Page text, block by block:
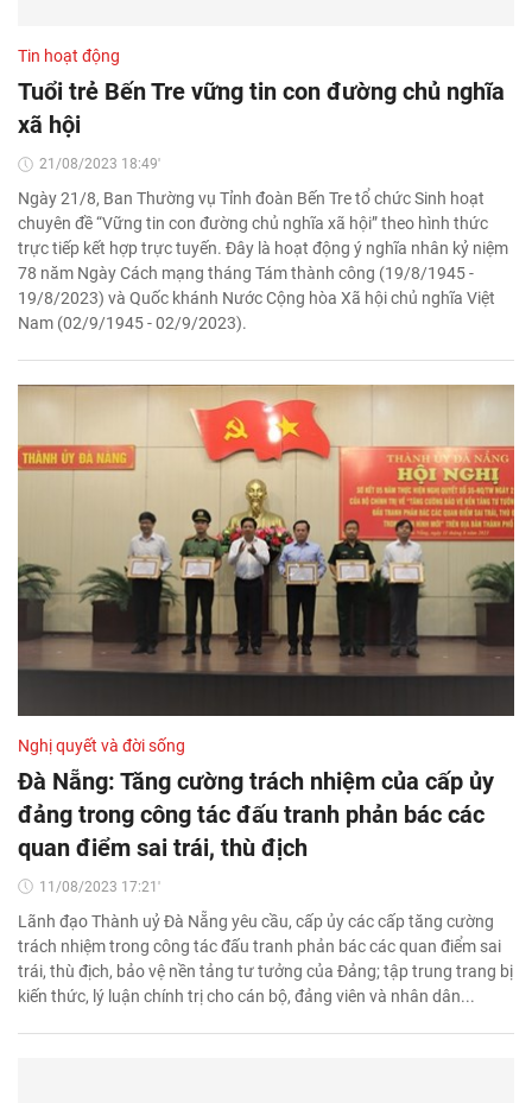
Tin hoạt động
Tuổi trẻ Bến Tre vững tin con đường chủ nghĩa
xã hội
21/08/2023 18:49'
Ngày 21/8, Ban Thường vụ Tỉnh đoàn Bến Tre tổ chức Sinh hoạt
chuyên đề “Vững tin con đường chủ nghĩa xã hội” theo hình thức
trực tiếp kết hợp trực tuyến. Đây là hoạt động ý nghĩa nhân kỷ niệm
78 năm Ngày Cách mạng tháng Tám thành công (19/8/1945 -
19/8/2023) và Quốc khánh Nước Cộng hòa Xã hội chủ nghĩa Việt
Nam (02/9/1945 - 02/9/2023).
Nghị quyết và đời sống
Đà Nẵng: Tăng cường trách nhiệm của cấp ủy
đảng trong công tác đấu tranh phản bác các
quan điểm sai trái, thù địch
11/08/2023 17:21'
Lãnh đạo Thành uỷ Đà Nẵng yêu cầu, cấp ủy các cấp tăng cường
trách nhiệm trong công tác đấu tranh phản bác các quan điểm sai
trái, thù địch, bảo vệ nền tảng tư tưởng của Đảng; tập trung trang bị
kiến thức, lý luận chính trị cho cán bộ, đảng viên và nhân dân...